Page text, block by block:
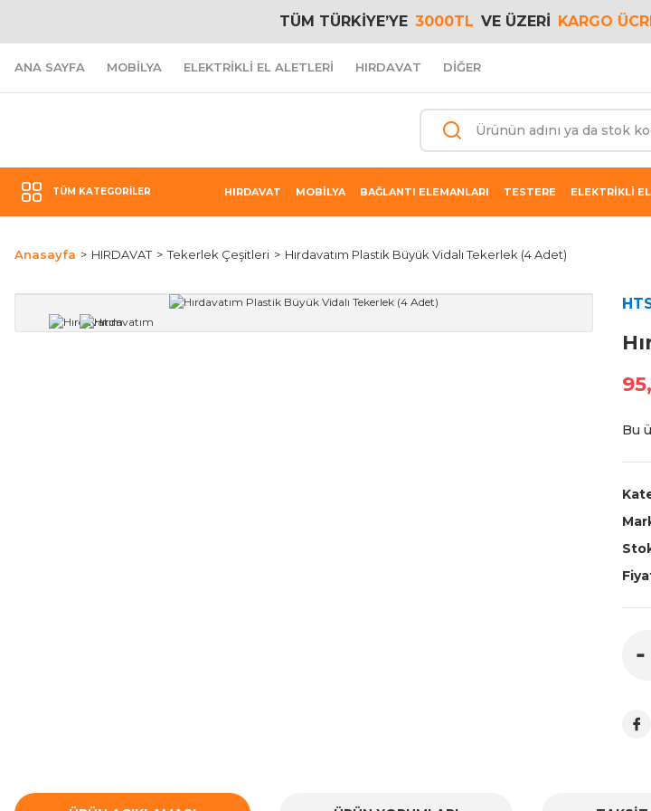
TÜM TÜRKİYE’YE 3000TL VE ÜZERİ KARGO
ANA SAYFA MOBİLYA ELEKTRİKLİ EL ALETLERİ HIRDAVAT DİĞER
TÜM KATEGORILER HIRDAVAT MOBİLYA BAĞLANTI ELEMANLARI TESTERE ELEKTRİKLİ
Anasayfa HIRDAVAT Tekerlek Çeşitleri Hırdavatım Plastik Büyük Vidalı Tekerlek (4 Adet)
Bu